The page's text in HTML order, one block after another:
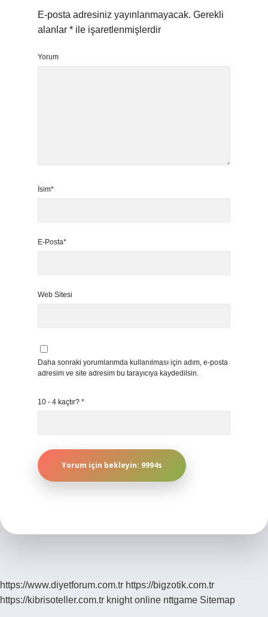
E-posta adresiniz yayınlanmayacak. Gerekli
alanlar * ile işaretlenmişlerdir
Yorum
İsim*
E-Posta*
Web Sitesi
Daha sonraki yorumlarımda kullanılması için adım, e-posta
adresim ve site adresim bu tarayıcıya kaydedilsin.
10 - 4 kaçtır? *
https://www.diyetforum.com.tr https://bigzotik.com.tr
https://kibrisoteller.com.tr knight online nttgame Sitemap